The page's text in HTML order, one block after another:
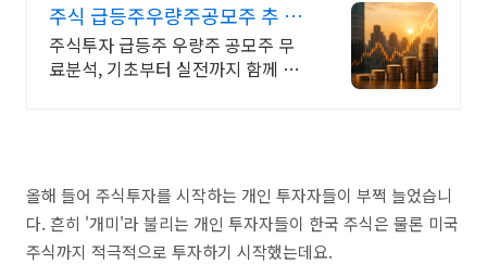
주식 급등주우량주공모주 추 종
목전망, 분석자료 제공
주식투자 급등주 우량주 공모주 무
료분석, 기초부터 실전까지 함께 주
올해 들어 주식투자를 시작하는 개인 투자자들이 부쩍 늘었습니
다. 흔히 '개미'라 불리는 개인 투자자들이 한국 주식은 물론 미국
주식까지 적극적으로 투자하기 시작했는데요.